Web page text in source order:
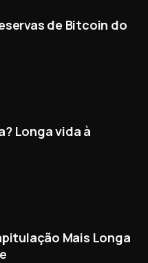
de Bitcoin do
Longa vida à
Mais Longa